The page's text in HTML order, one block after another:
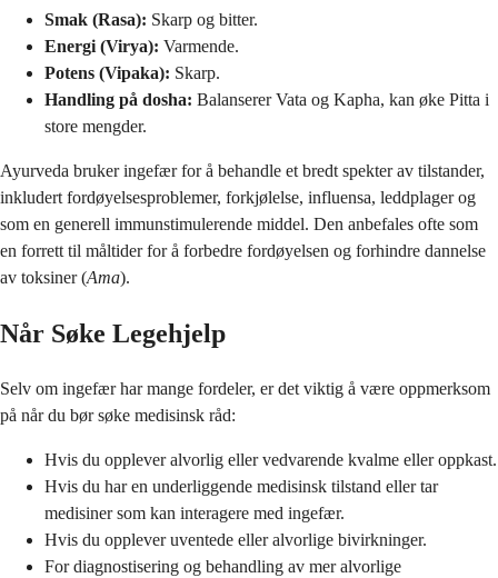
Smak (Rasa): Skarp og bitter.
Energi (Virya): Varmende.
Potens (Vipaka): Skarp.
Handling på dosha: Balanserer Vata og Kapha, kan øke Pitta i
store mengder.
Ayurveda bruker ingefær for å behandle et bredt spekter av tilstander,
inkludert fordøyelsesproblemer, forkjølelse, influensa, leddplager og
som en generell immunstimulerende middel. Den anbefales ofte som
en forrett til måltider for å forbedre fordøyelsen og forhindre dannelse
av toksiner (Ama).
Når Søke Legehjelp
Selv om ingefær har mange fordeler, er det viktig å være oppmerksom
på når du bør søke medisinsk råd:
Hvis du opplever alvorlig eller vedvarende kvalme eller oppkast.
Hvis du har en underliggende medisinsk tilstand eller tar
medisiner som kan interagere med ingefær.
Hvis du opplever uventede eller alvorlige bivirkninger.
For diagnostisering og behandling av mer alvorlige